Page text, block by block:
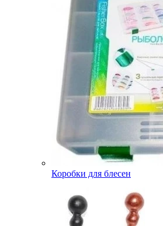
Коробки для блесен